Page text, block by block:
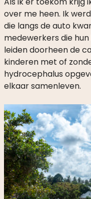
die langs de auto
medewerkers die
leiden doorheen de
kinderen met of
hydrocephalus
elkaar samenleven.